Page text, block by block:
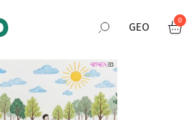
GEO
RUS
ENG
0